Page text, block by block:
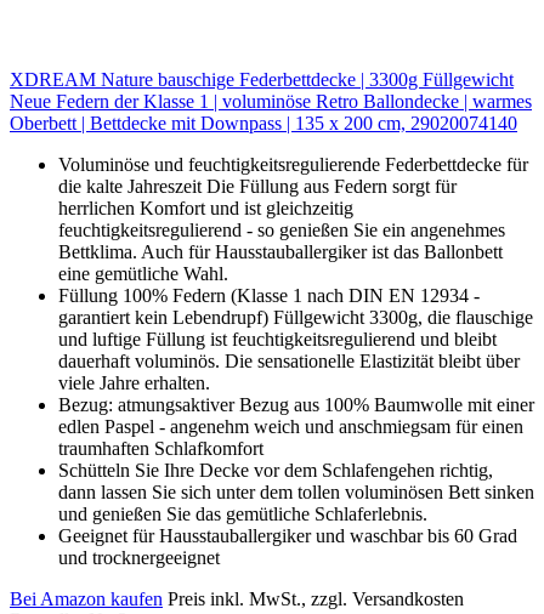
XDREAM Nature bauschige Federbettdecke | 3300g Füllgewicht
Neue Federn der Klasse 1 | voluminöse Retro Ballondecke | warmes
Oberbett | Bettdecke mit Downpass | 135 x 200 cm, 29020074140
Voluminöse und feuchtigkeitsregulierende Federbettdecke für
die kalte Jahreszeit Die Füllung aus Federn sorgt für
herrlichen Komfort und ist gleichzeitig
feuchtigkeitsregulierend - so genießen Sie ein angenehmes
Bettklima. Auch für Hausstauballergiker ist das Ballonbett
eine gemütliche Wahl.
Füllung 100% Federn (Klasse 1 nach DIN EN 12934 -
garantiert kein Lebendrupf) Füllgewicht 3300g, die flauschige
und luftige Füllung ist feuchtigkeitsregulierend und bleibt
dauerhaft voluminös. Die sensationelle Elastizität bleibt über
viele Jahre erhalten.
Bezug: atmungsaktiver Bezug aus 100% Baumwolle mit einer
edlen Paspel - angenehm weich und anschmiegsam für einen
traumhaften Schlafkomfort
Schütteln Sie Ihre Decke vor dem Schlafengehen richtig,
dann lassen Sie sich unter dem tollen voluminösen Bett sinken
und genießen Sie das gemütliche Schlaferlebnis.
Geeignet für Hausstauballergiker und waschbar bis 60 Grad
und trocknergeeignet
Bei Amazon kaufen Preis inkl. MwSt., zzgl. Versandkosten